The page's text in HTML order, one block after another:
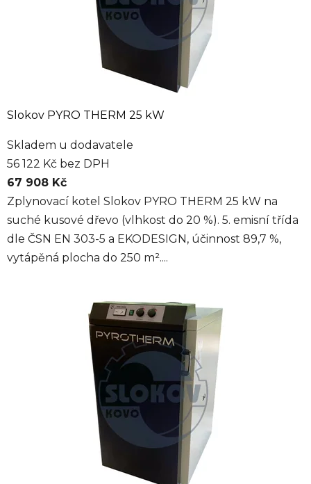
Slokov PYRO THERM 25 kW
Skladem u dodavatele
56 122 Kč bez DPH
67 908 Kč
Zplynovací kotel Slokov PYRO THERM 25 kW na
suché kusové dřevo (vlhkost do 20 %). 5. emisní třída
dle ČSN EN 303-5 a EKODESIGN, účinnost 89,7 %,
vytápěná plocha do 250 m²....